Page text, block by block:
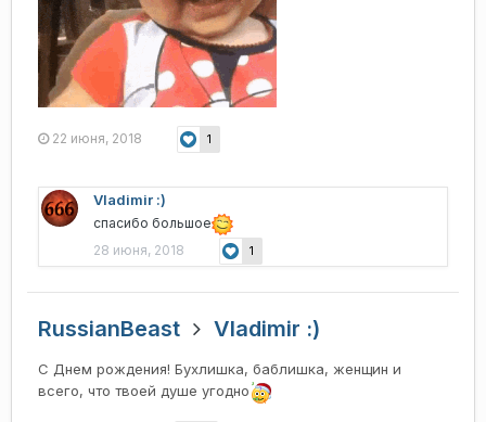
22 июня, 2018 1
Vladimir :)
спасибо большое
28 июня, 2018
1
RussianBeast Vladimir :)
С Днем рождения! Бухлишка, баблишка, женщин и
всего, что твоей душе угодно